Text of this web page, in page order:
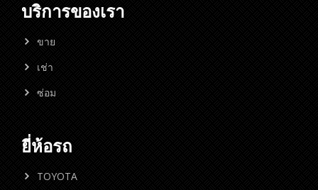
บริการของเรา
ขาย
เช่า
ซ่อม
ยี่ห้อรถ
TOYOTA